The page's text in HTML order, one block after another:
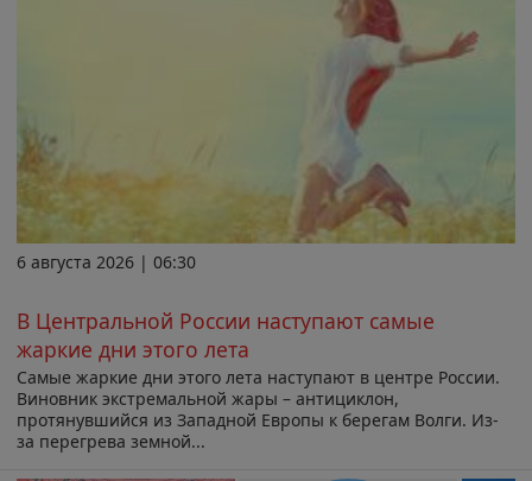
6 августа 2026 | 06:30
В Центральной России наступают самые
жаркие дни этого лета
Самые жаркие дни этого лета наступают в центре России.
Виновник экстремальной жары – антициклон,
протянувшийся из Западной Европы к берегам Волги. Из-
за перегрева земной...